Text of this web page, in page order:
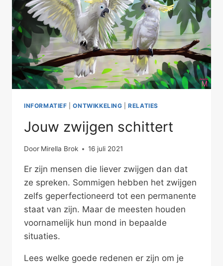
INFORMATIEF |ONTWIKKELING |RELATIES
Jouw zwijgen schittert
Door Mirella Brok 16 juli 2021
Er zijn mensen die liever zwijgen dan dat
ze spreken. Sommigen hebben het zwijgen
zelfs geperfectioneerd tot een permanente
staat van zijn. Maar de meesten houden
voornamelijk hun mond in bepaalde
situaties.
Lees welke goede redenen er zijn om je